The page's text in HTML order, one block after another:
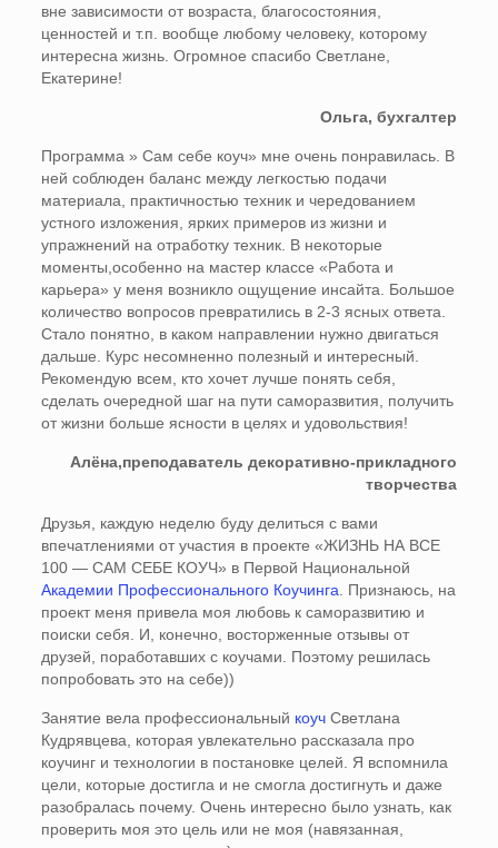
вне зависимости от возраста, благосостояния,
ценностей и т.п. вообще любому человеку, которому
интересна жизнь. Огромное спасибо Светлане,
Екатерине!
Ольга, бухгалтер
Программа » Сам себе коуч» мне очень понравилась. В
ней соблюден баланс между легкостью подачи
материала, практичностью техник и чередованием
устного изложения, ярких примеров из жизни и
упражнений на отработку техник. В некоторые
моменты,особенно на мастер классе «Работа и
карьера» у меня возникло ощущение инсайта. Большое
количество вопросов превратились в 2-3 ясных ответа.
Стало понятно, в каком направлении нужно двигаться
дальше. Курс несомненно полезный и интересный.
Рекомендую всем, кто хочет лучше понять себя,
сделать очередной шаг на пути саморазвития, получить
от жизни больше ясности в целях и удовольствия!
Алёна,преподаватель декоративно-прикладного
творчества
Друзья, каждую неделю буду делиться с вами
впечатлениями от участия в проекте «ЖИЗНЬ НА ВСЕ
100 — САМ СЕБЕ КОУЧ» в Первой Национальной
Академии Профессионального Коучинга . Признаюсь, на
проект меня привела моя любовь к саморазвитию и
поиски себя. И, конечно, восторженные отзывы от
друзей, поработавших с коучами. Поэтому решилась
попробовать это на себе))
Занятие вела профессиональный коучСветлана
Кудрявцева, которая увлекательно рассказала про
коучинг и технологии в постановке целей. Я вспомнила
цели, которые достигла и не смогла достигнуть и даже
разобралась почему. Очень интересно было узнать, как
проверить моя это цель или не моя (навязанная,